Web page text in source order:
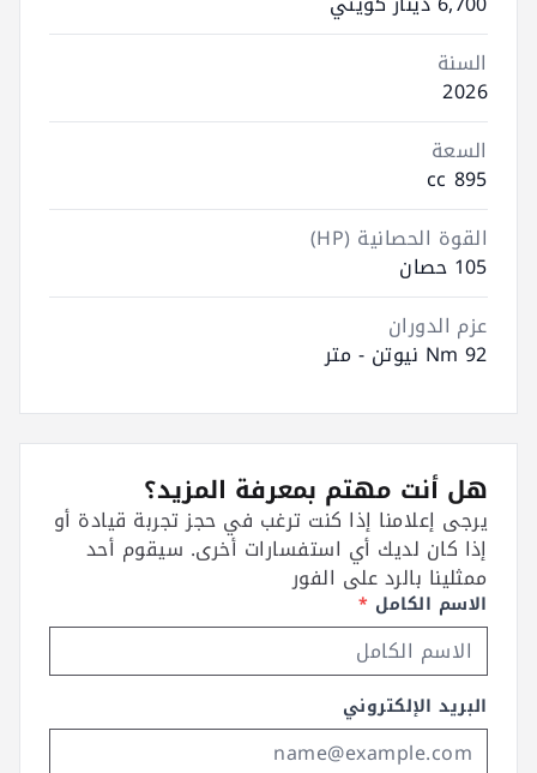
السنة
2026
السعة
895 cc
القوة الحصانية (HP)
105 حصان
عزم الدوران
92 Nm نيوتن - متر
هل أنت مهتم بمعرفة المزيد؟
يرجى إعلامنا إذا كنت ترغب في حجز تجربة قيادة أو
إذا كان لديك أي استفسارات أخرى. سيقوم أحد
ممثلينا بالرد على الفور
الاسم الكامل *
البريد الإلكتروني